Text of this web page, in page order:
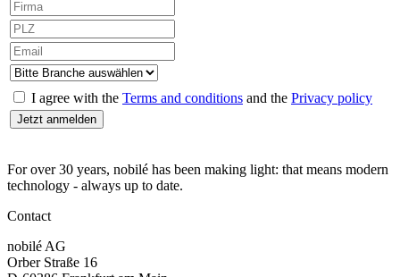
I agree with the Terms and conditions and the Privacy policy
For over 30 years, nobilé has been making light: that means modern
technology - always up to date.
Contact
nobilé AG
Orber Straße 16